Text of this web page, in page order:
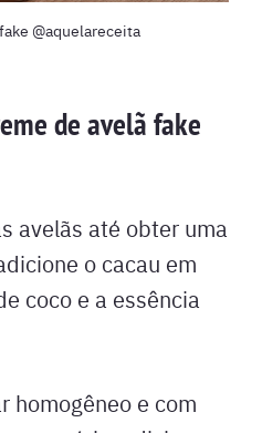
@aquelareceita
de avelã fake
avelãs até obter uma
o cacau em
coco e a essência
homogêneo e com